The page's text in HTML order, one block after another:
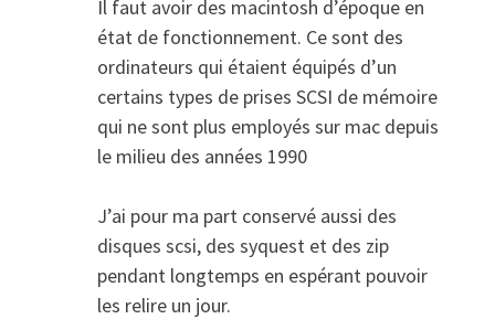
Il faut avoir des macintosh d’époque en
état de fonctionnement. Ce sont des
ordinateurs qui étaient équipés d’un
certains types de prises SCSI de mémoire
qui ne sont plus employés sur mac depuis
le milieu des années 1990
J’ai pour ma part conservé aussi des
disques scsi, des syquest et des zip
pendant longtemps en espérant pouvoir
les relire un jour.